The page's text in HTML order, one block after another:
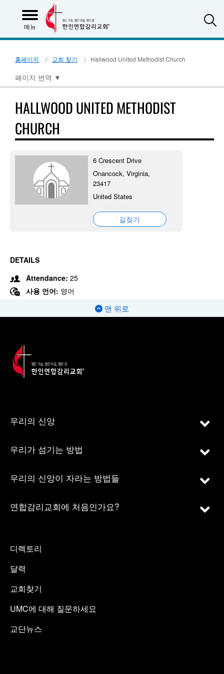
메뉴
홈페이지 교회 찾기 Hallwood United Methodist Church
페이지 번역 ▼
HALLWOOD UNITED METHODIST
CHURCH
6 Crescent Drive
Onancock, Virginia,
23417
United States
길찾기
DETAILS
Attendance: 25
사용 언어: 영어
맨 위로
우리의 신앙
우리가 섬기는 방법
우리의 신앙이 자라는 방법들
연합감리교회에 처음인가요?
디렉토리
달력
교회찾기
UMC에 대해 질문하세요
교단뉴스